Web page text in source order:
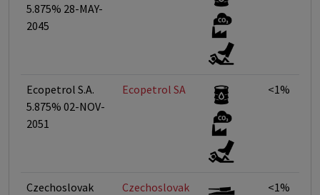
5.875% 28-MAY-
2045
Ecopetrol S.A.
5.875% 02-NOV-
2051
Ecopetrol SA <1%
Czechoslovak
Czechoslovak
<1%